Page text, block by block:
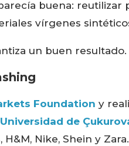
buena: reutilizar
vírgenes
un buen resultado.
Foundation y
Universidad de
Nike, Shein y Zara.